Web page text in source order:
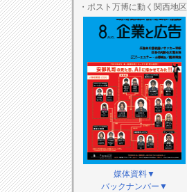
・ ポスト万博に動く関西地区
媒体資料▼
バックナンバー▼